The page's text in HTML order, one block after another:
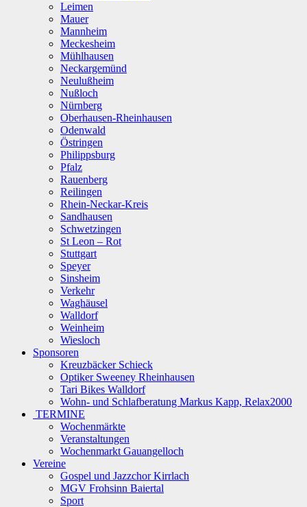
Leimen
Mauer
Mannheim
Meckesheim
Mühlhausen
Neckargemünd
Neulußheim
Nußloch
Nürnberg
Oberhausen-Rheinhausen
Odenwald
Östringen
Philippsburg
Pfalz
Rauenberg
Reilingen
Rhein-Neckar-Kreis
Sandhausen
Schwetzingen
St Leon – Rot
Stuttgart
Speyer
Sinsheim
Verkehr
Waghäusel
Walldorf
Weinheim
Wiesloch
Sponsoren
Kreuzbäcker Schieck
Optiker Sweeney Rheinhausen
Tari Bikes Walldorf
Wohn- und Schlafberatung Markus Kapp, Relax2000
TERMINE
Wochenmärkte
Veranstaltungen
Wochenmarkt Gauangelloch
Vereine
Gospel und Jazzchor Kirrlach
MGV Frohsinn Baiertal
Sport